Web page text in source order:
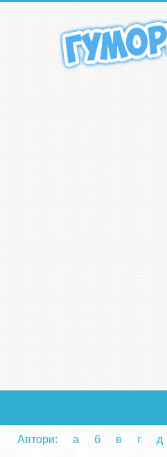
Автори: а б в г д